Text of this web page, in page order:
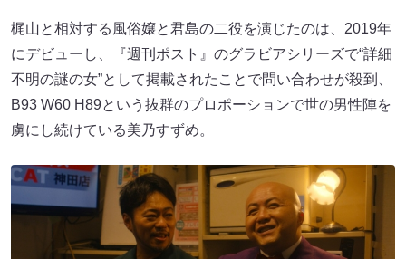
梶山と相対する風俗嬢と君島の二役を演じたのは、2019年
にデビューし、『週刊ポスト』のグラビアシリーズで“詳細
不明の謎の女”として掲載されたことで問い合わせが殺到、
B93 W60 H89という抜群のプロポーションで世の男性陣を
虜にし続けている美乃すずめ。